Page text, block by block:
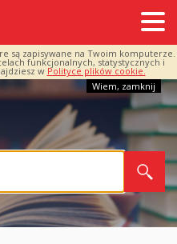
są zapisywane na Twoim komputerze.
funkcjonalnych, statystycznych i
w Polityce plików cookie.
Wiem, zamknij